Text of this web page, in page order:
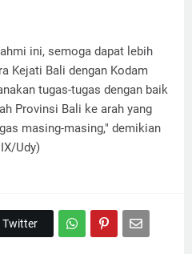
ini, semoga dapat lebih
Kejati Bali dengan Kodam
tugas-tugas dengan baik
Provinsi Bali ke arah yang
masing-masing," demikian
Udy)
Twitter